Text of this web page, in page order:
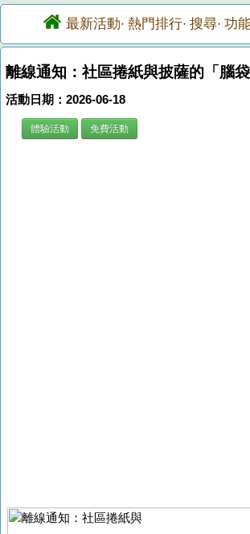
最新活動· 熱門排行· 搜尋· 功
離線通知：社區捲紙與披薩的「腦
活動日期：2026-06-18
體驗活動 免費活動